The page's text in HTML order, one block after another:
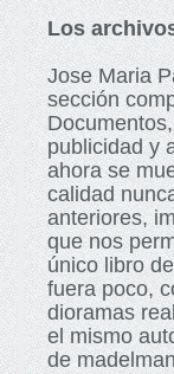
Los
Jose Maria
sección
publicidad y
ahora se
calidad
anteriores,
que nos
único libro
fuera poco,
dioramas
el mismo
de